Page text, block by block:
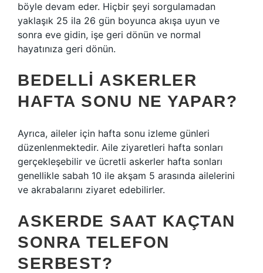
böyle devam eder. Hiçbir şeyi sorgulamadan
yaklaşık 25 ila 26 gün boyunca akışa uyun ve
sonra eve gidin, işe geri dönün ve normal
hayatınıza geri dönün.
BEDELLI ASKERLER
HAFTA SONU NE YAPAR?
Ayrıca, aileler için hafta sonu izleme günleri
düzenlenmektedir. Aile ziyaretleri hafta sonları
gerçekleşebilir ve ücretli askerler hafta sonları
genellikle sabah 10 ile akşam 5 arasında ailelerini
ve akrabalarını ziyaret edebilirler.
ASKERDE SAAT KAÇTAN
SONRA TELEFON
SERBEST?